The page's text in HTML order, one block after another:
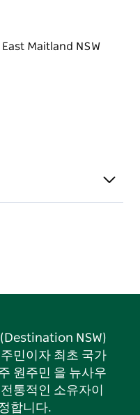
NSW)
민이자 최초 국가
원주민 을 뉴사우
통적인 소유자이
합니다.